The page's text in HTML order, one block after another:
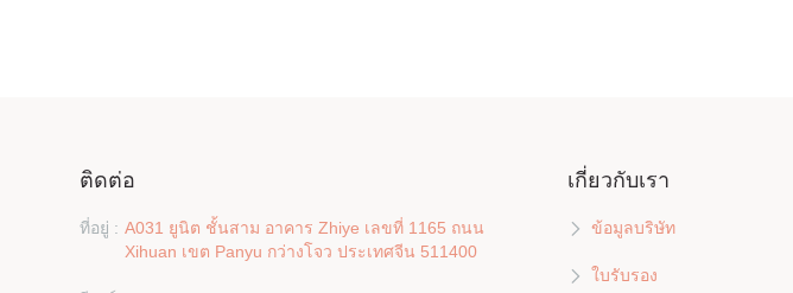
ติดต่อ
ที่อยู่ : A031 ยูนิต ชั้นสาม อาคาร Zhiye เลขที่ 1165 ถนน
Xihuan เขต Panyu กว่างโจว ประเทศจีน 511400
เกี่ยวกับเรา
ข้อมูลบริษัท
ใบรับรอง